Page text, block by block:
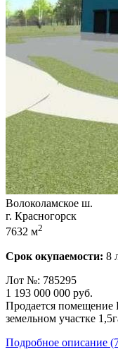
Волоколамское ш.
г. Красногорск
7632 м2
Срок окупаемости: 8
Лот №: 785295
1 193 000 000 руб.
Продается помещение
земельном участке
Подробное описание